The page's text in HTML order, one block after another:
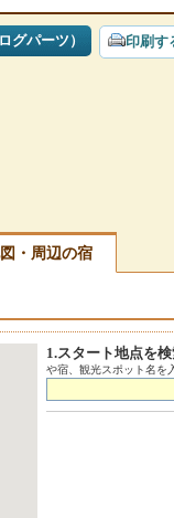
グパーツ） 印刷す
・周辺の宿
1.スタート地点を検
や宿、観光スポット名を